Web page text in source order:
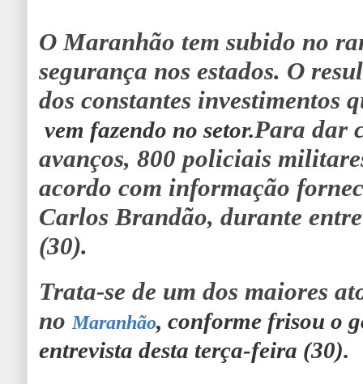
O Maranhão tem subido no
segurança nos estados. O
dos constantes investimentos
vem fazendo no setor.Para dar
avanços, 800 policiais
acordo com informação
Carlos Brandão, durante
(30).
Trata-se de um dos maiores
no Maranhão, conforme frisou o
entrevista desta terça-feira (30).